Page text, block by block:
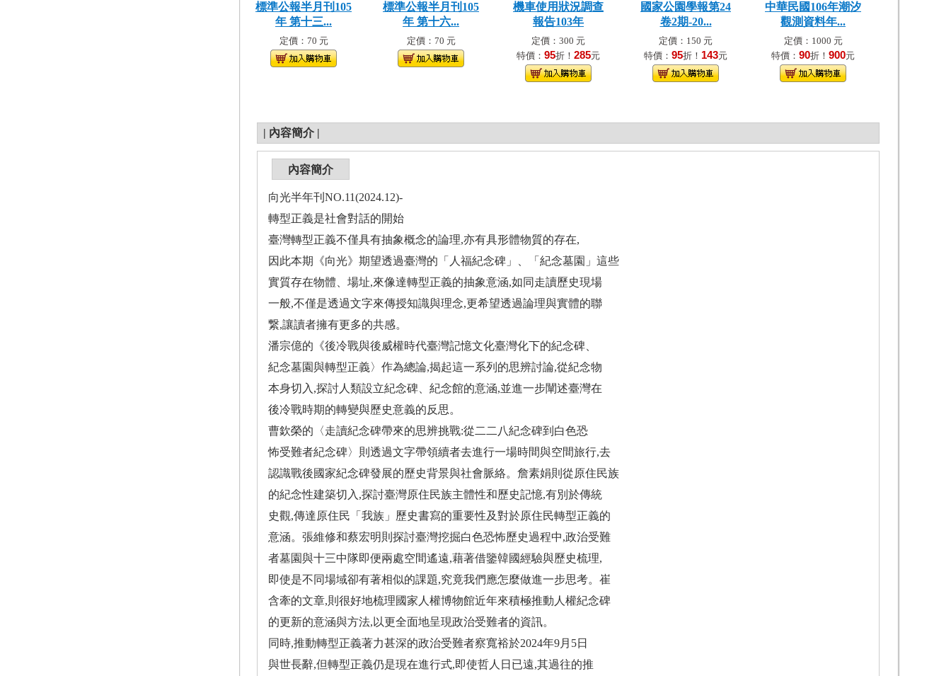
標準公報半月刊105
年 第十三...
定價：70 元
標準公報半月刊105
年 第十六...
定價：70 元
機車使用狀況調查
報告103年
定價：300 元
特價： 95折！ 285元
國家公園學報第24
卷2期-20...
定價：150 元
特價： 95折！ 143元
中華民國106年潮汐
觀測資料年...
定價：1000 元
特價： 90折！ 900元
| 內容簡介 |
內容簡介
向光半年刊NO.11(2024.12)-
轉型正義是社會對話的開始
臺灣轉型正義不僅具有抽象概念的論理,亦有具形體物質的存在,
因此本期《向光》期望透過臺灣的「人福紀念碑」、「紀念墓園」這些
實質存在物體、場址,來像達轉型正義的抽象意涵,如同走讀歷史現場
一般,不僅是透過文字來傳授知識與理念,更希望透過論理與實體的聯
繋,讓讀者擁有更多的共感。
潘宗億的《後冷戰與後威權時代臺灣記憶文化臺灣化下的紀念碑、
紀念墓園與轉型正義〉作為總論,揭起這一系列的思辨討論,從紀念物
本身切入,探討人類設立紀念碑、紀念館的意涵,並進一步闡述臺灣在
後冷戰時期的轉變與歷史意義的反思。
曹欽榮的〈走讀紀念碑帶來的思辨挑戰:從二二八紀念碑到白色恐
怖受難者紀念碑〉則透過文字帶領續者去進行一場時間與空間旅行,去
認識戰後國家紀念碑發展的歷史背景與社會脈絡。詹素娟則從原住民族
的紀念性建築切入,探討臺灣原住民族主體性和歷史記憶,有別於傳統
史觀,傳達原住民「我族」歷史書寫的重要性及對於原住民轉型正義的
意涵。張維修和蔡宏明則探討臺灣挖掘白色恐怖歷史過程中,政治受難
者墓園與十三中隊即便兩處空間遙遠,藉著借鑒韓國經驗與歷史梳理,
即使是不同場域卻有著相似的課題,究竟我們應怎麼做進一步思考。崔
含牽的文章,則很好地梳理國家人權博物館近年來積極推動人權紀念碑
的更新的意涵與方法,以更全面地呈現政治受難者的資訊。
同時,推動轉型正義著力甚深的政治受難者察寬裕於2024年9月5日
與世長辭,但轉型正義仍是現在進行式,即使哲人日已遠,其過往的推